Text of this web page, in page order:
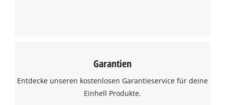
Garantien
Entdecke unseren kostenlosen Garantieservice für deine
Einhell Produkte.